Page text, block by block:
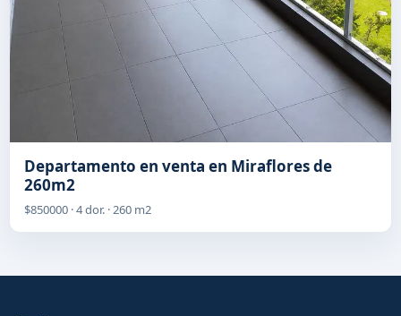
Departamento en venta en Miraflores de
260m2
$850000 · 4 dor. · 260 m2